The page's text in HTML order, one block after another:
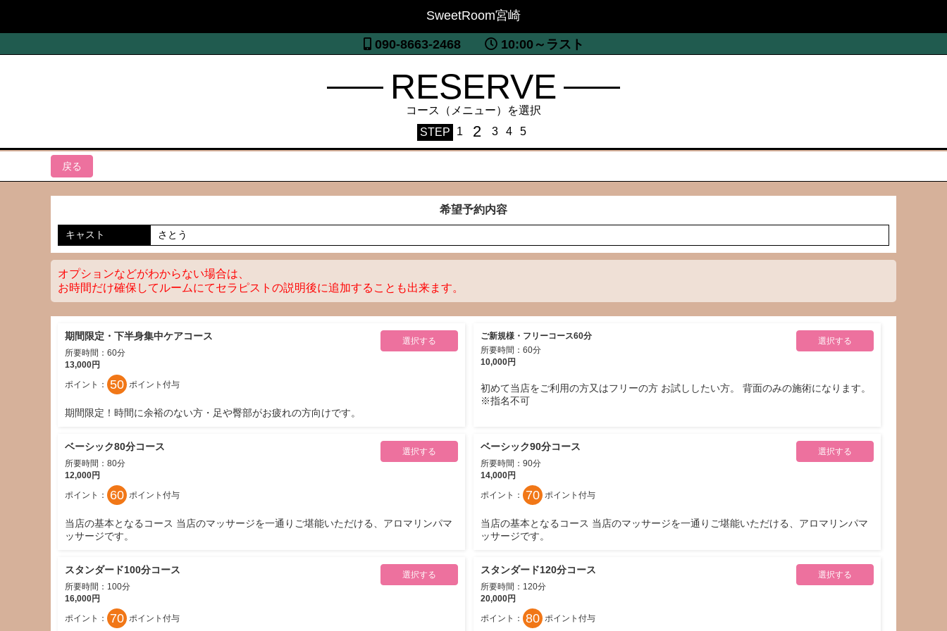
SweetRoom宮崎
090-8663-2468 10:00～ラスト
RESERVE
コース（メニュー）を選択
STEP
1 2 3 4 5
戻る
希望予約内容
キャスト さとう
オプションなどがわからない場合は、
お時間だけ確保してルームにてセラピストの説明後に追加することも出来ます。
期間限定・下半身集中ケアコース
所要時間：60分
13,000円
ポイント：
50 ポイント 付与
選択する
期間限定！時間に余裕のない方・足や臀部がお疲れの方向けです。
ご新規様・フリーコース60分
所要時間：60分
10,000円
選択する
初めて当店をご利用の方又はフリーの方 お試ししたい方。 背面のみの施術になります。
※指名不可
ベーシック80分コース
所要時間：80分
12,000円
ポイント：
60 ポイント 付与
選択する
当店の基本となるコース 当店のマッサージを一通りご堪能いただける、アロマリンパマ
ッサージです。
ベーシック90分コース
所要時間：90分
14,000円
ポイント：
70 ポイント 付与
選択する
当店の基本となるコース 当店のマッサージを一通りご堪能いただける、アロマリンパマ
ッサージです。
スタンダード100分コース
所要時間：100分
16,000円
ポイント：
70 ポイント 付与
選択する スタンダード120分コース
所要時間：120分
20,000円
ポイント：
80 ポイント 付与
選択する